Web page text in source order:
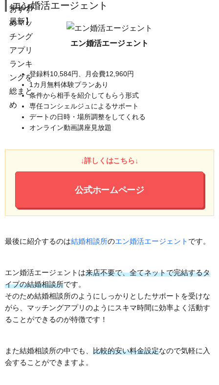
エン婚活エージェント
エン婚活エージェント
登録料10,584円、月会費12,960円
1カ月無料体験プランあり
条件から相手を紹介してもらう形式
専任コンシェルジュによるサポート
デートの日時・場所調整をしてくれる
オンライン動画講座見放題
↓詳しくはこちら↓
公式ホームページ
最後に紹介するのは結婚相談所のエン婚活エージェント です。
エン婚活エージェントは来店不要で、全てネットで完結するタ
イプの結婚相談所です。
そのため結婚相談所のようにしっかりとしたサポートを受けな
がら、マッチングアプリのようにスキマ時間に効率よく活動す
ることができるのが特徴です！
また結婚相談所の中でも、 比較的安い料金設定なので気軽に入
会することができますよ。